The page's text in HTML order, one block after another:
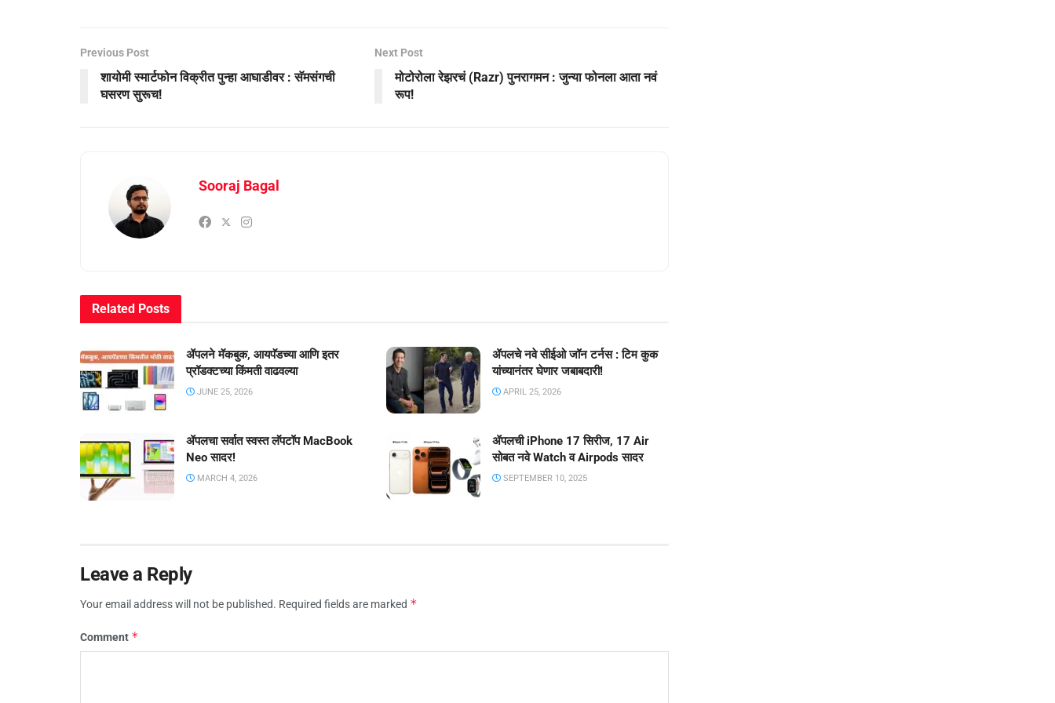
Previous Post
शायोमी स्मार्टफोन विक्रीत पुन्हा आघाडीवर : सॅमसंगची
घसरण सुरूच!
Next Post
मोटोरोला रेझरचं (Razr) पुनरागमन : जुन्या फोनला आता नवं
रूप!
Sooraj Bagal
Related Posts
ॲपलने मॅकबुक, आयपॅडच्या आणि इतर
प्रॉडक्टच्या किंमती वाढवल्या
JUNE 25, 2026
ॲपलचे नवे सीईओ जॉन टर्नस : टिम कुक
यांच्यानंतर घेणार जबाबदारी!
APRIL 25, 2026
ॲपलचा सर्वात स्वस्त लॅपटॉप MacBook
Neo सादर!
MARCH 4, 2026
ॲपलची iPhone 17 सिरीज, 17 Air
सोबत नवे Watch व Airpods सादर
SEPTEMBER 10, 2025
Leave a Reply
Your email address will not be published. Required fields are marked *
Comment *